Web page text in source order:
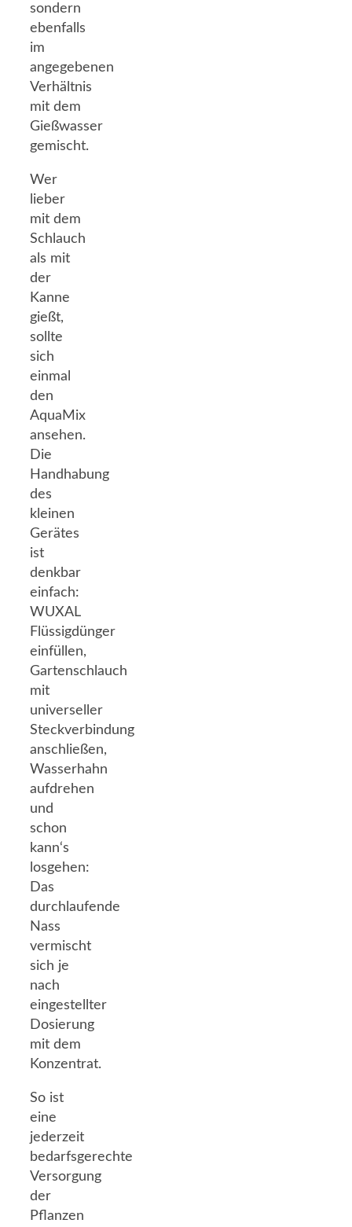
sondern
ebenfalls
im
angegebenen
Verhältnis
mit dem
Gießwasser
gemischt.
Wer
lieber
mit dem
Schlauch
als mit
der
Kanne
gießt,
sollte
sich
einmal
den
AquaMix
ansehen.
Die
Handhabung
des
kleinen
Gerätes
ist
denkbar
einfach:
WUXAL
Flüssigdünger
einfüllen,
Gartenschlauch
mit
universeller
Steckverbindung
anschließen,
Wasserhahn
aufdrehen
und
schon
kann‘s
losgehen:
Das
durchlaufende
Nass
vermischt
sich je
nach
eingestellter
Dosierung
mit dem
Konzentrat.
So ist
eine
jederzeit
bedarfsgerechte
Versorgung
der
Pflanzen